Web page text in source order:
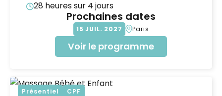
28 heures sur 4 jours
Prochaines dates
15 JUIL 2027 Paris
Voir le programme
Présentiel CPF